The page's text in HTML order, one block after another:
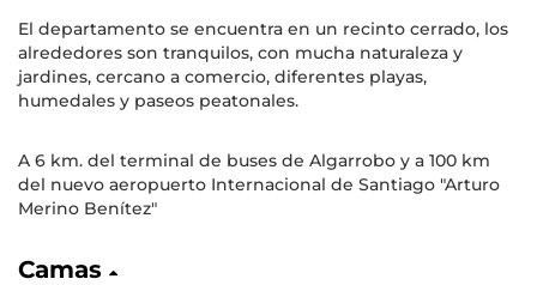
El departamento se encuentra en un recinto cerrado, los
alrededores son tranquilos, con mucha naturaleza y
jardines, cercano a comercio, diferentes playas,
humedales y paseos peatonales.
A 6 km. del terminal de buses de Algarrobo y a 100 km
del nuevo aeropuerto Internacional de Santiago "Arturo
Merino Benítez"
Camas